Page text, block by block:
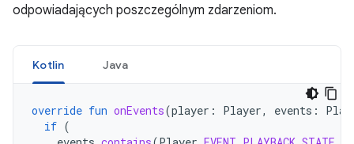
odpowiadających poszczególnym zdarzeniom.
Kotlin Java
override fun onEvents(player : Player, events :
if (